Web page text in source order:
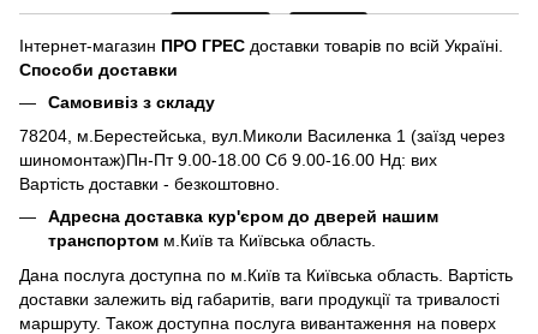
Інтернет-магазин ПРО ГРЕС доставки товарів по всій Україні.
Способи доставки
Самовивіз з складу
78204, м.Берестейська, вул.Миколи Василенка 1 (заїзд через
шиномонтаж)Пн-Пт 9.00-18.00 Сб 9.00-16.00 Нд: вих
Вартість доставки - безкоштовно.
Адресна доставка кур'єром до дверей нашим
транспортом м.Київ та Київська область.
Дана послуга доступна по м.Київ та Київська область. Вартість
доставки залежить від габаритів, ваги продукції та тривалості
маршруту. Також доступна послуга вивантаження на поверх